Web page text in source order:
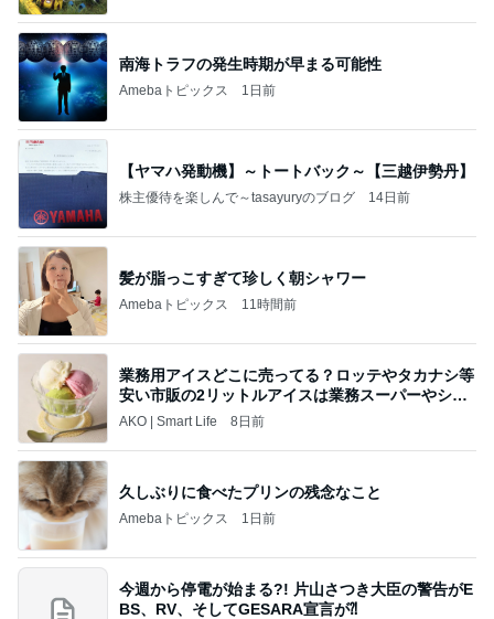
南海トラフの発生時期が早まる可能性
Amebaトピックス 1日前
【ヤマハ発動機】～トートバック～【三越伊勢丹】
株主優待を楽しんで～tasayuryのブログ 14日前
髪が脂っこすぎて珍しく朝シャワー
Amebaトピックス 11時間前
業務用アイスどこに売ってる？ロッテやタカナシ等
安い市販の2リットルアイスは業務スーパーやシャ
トレ
AKO | Smart Life 8日前
久しぶりに食べたプリンの残念なこと
Amebaトピックス 1日前
今週から停電が始まる?! 片山さつき大臣の警告がE
BS、RV、そしてGESARA宣言が⁈